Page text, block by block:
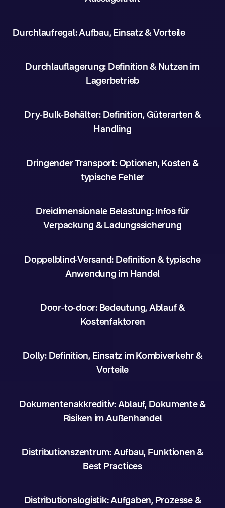
Durchlaufregal: Aufbau, Einsatz & Vorteile
Durchlauflagerung: Definition & Nutzen im
Lagerbetrieb
Dry-Bulk-Behälter: Definition, Güterarten &
Handling
Dringender Transport: Optionen, Kosten &
typische Fehler
Dreidimensionale Belastung: Infos für
Verpackung & Ladungssicherung
Doppelblind-Versand: Definition & typische
Anwendung im Handel
Door-to-door: Bedeutung, Ablauf &
Kostenfaktoren
Dolly: Definition, Einsatz im Kombiverkehr &
Vorteile
Dokumentenakkreditiv: Ablauf, Dokumente &
Risiken im Außenhandel
Distributionszentrum: Aufbau, Funktionen &
Best Practices
Distributionslogistik: Aufgaben, Prozesse &